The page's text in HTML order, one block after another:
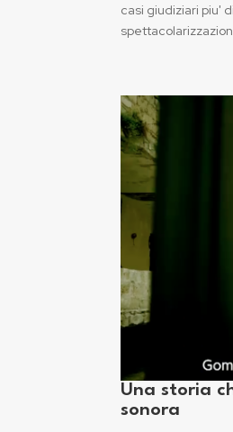
casi giudiziari piu'
Una storia
sonora